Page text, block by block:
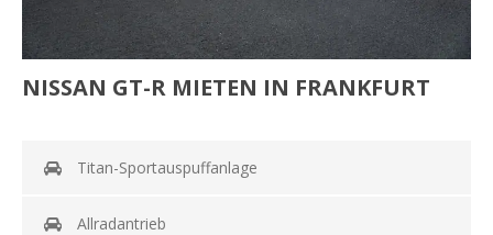
NISSAN GT-R MIETEN IN FRANKFURT
Titan-Sportauspuffanlage
Allradantrieb